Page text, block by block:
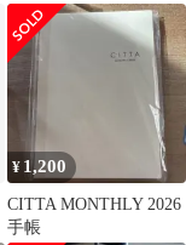
エロー
¥ 1,200
CITTA MONTHLY 2026
手帳